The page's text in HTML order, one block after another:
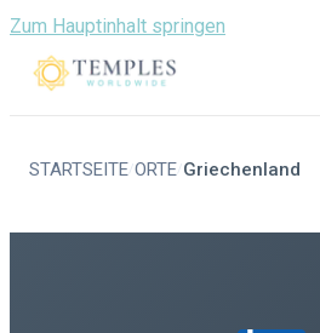
Zum Hauptinhalt springen
STARTSEITE/ORTE/ Griechenland